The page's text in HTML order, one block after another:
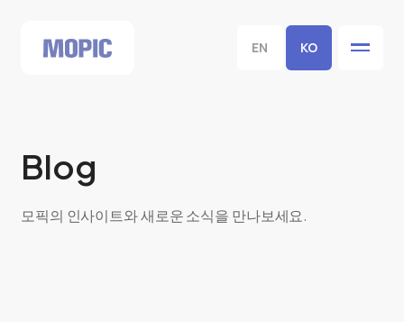
EN KO
Blog
모픽의 인사이트와 새로운 소식을 만나보세요.